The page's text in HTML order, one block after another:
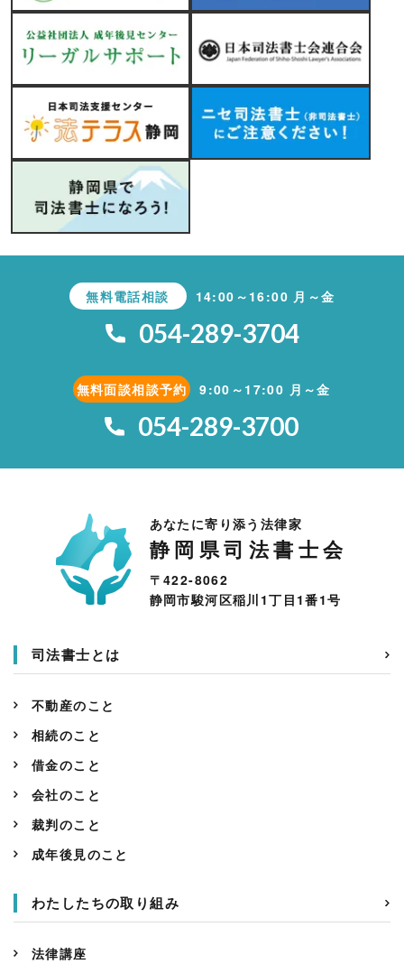
無料電話相談 14:00～16:00 月～金
054-289-3704
無料面談相談予約 9:00～17:00 月～金
054-289-3700
あなたに寄り添う法律家
静岡県司法書士会
〒422-8062
静岡市駿河区稲川1丁目1番1号
司法書士とは
不動産のこと
相続のこと
借金のこと
会社のこと
裁判のこと
成年後見のこと
わたしたちの取り組み
法律講座